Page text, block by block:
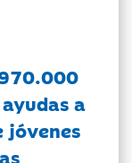
a
jóvenes